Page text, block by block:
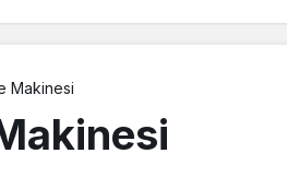
Makinesi